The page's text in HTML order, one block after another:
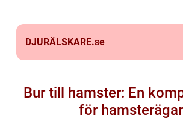
DJURÄLSKARE.se
Bur till hamster: En
för